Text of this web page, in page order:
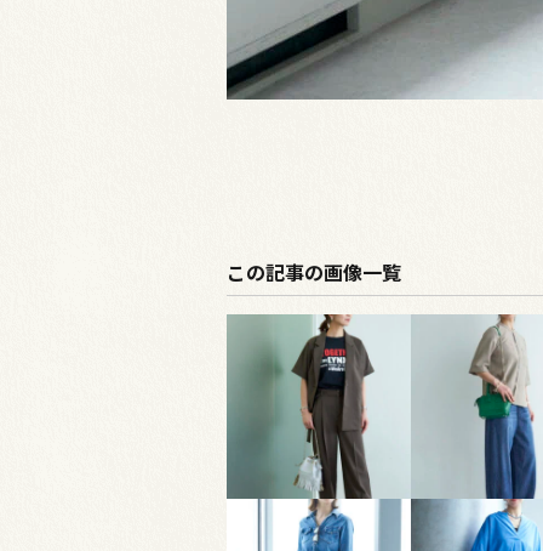
この記事の画像一覧